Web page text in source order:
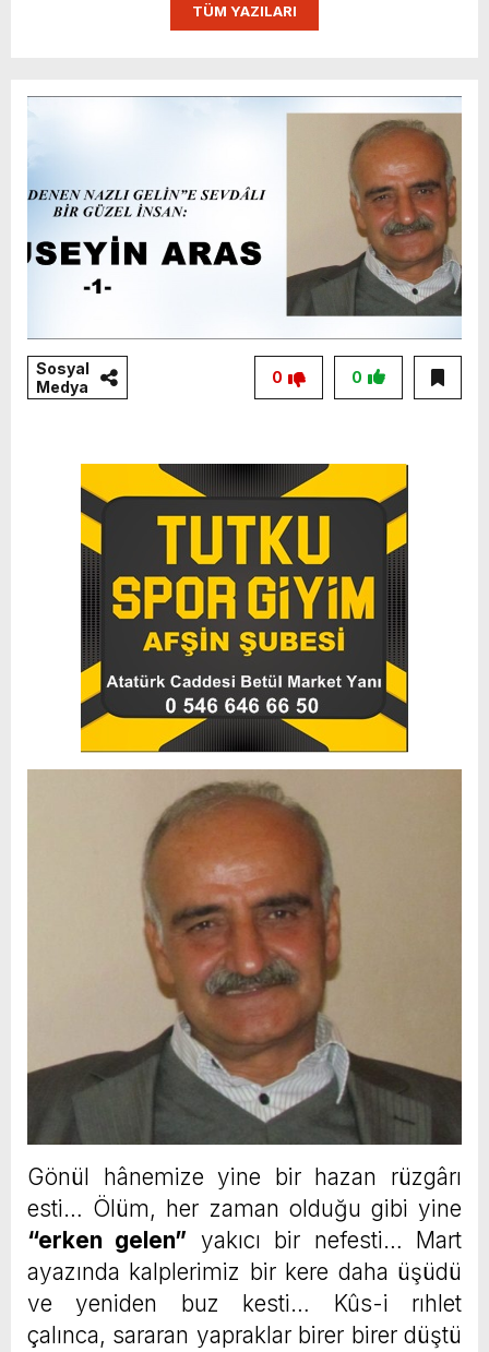
TÜM YAZILARI
Sosyal
Medya
0
0
Gönül hânemize yine bir hazan rüzgârı
esti… Ölüm, her zaman olduğu gibi yine
“erken gelen” yakıcı bir nefesti… Mart
ayazında kalplerimiz bir kere daha üşüdü
ve yeniden buz kesti… Kûs-i rıhlet
çalınca, sararan yapraklar birer birer düştü